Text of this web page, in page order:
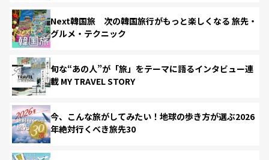
Next韓国旅 次の韓国旅行がもっと楽しくなる 旅先・
グルメ・テクニック
旬な“あの人”が「旅」をテーマに語るインタビュー連
載 MY TRAVEL STORY
今、こんな旅がしてみたい！地球の歩き方が選ぶ2026
年絶対行くべき旅先30